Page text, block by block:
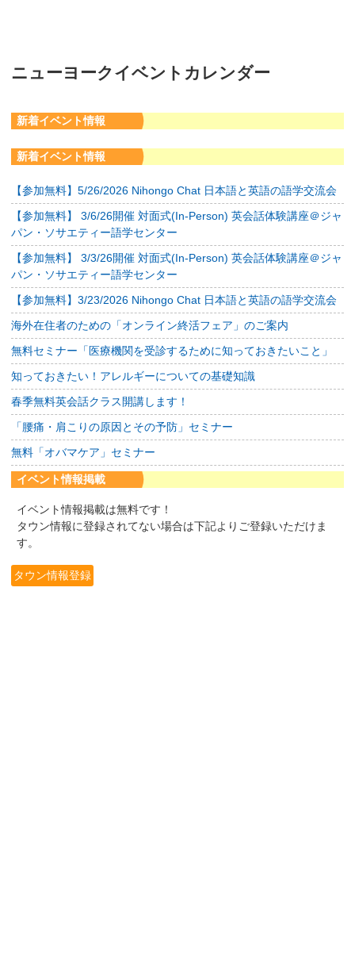
ニューヨークイベントカレンダー
新着イベント情報
新着イベント情報
【参加無料】5/26/2026 Nihongo Chat 日本語と英語の語学交流会
【参加無料】 3/6/26開催 対面式(In-Person) 英会話体験講座＠ジャ
パン・ソサエティー語学センター
【参加無料】 3/3/26開催 対面式(In-Person) 英会話体験講座＠ジャ
パン・ソサエティー語学センター
【参加無料】3/23/2026 Nihongo Chat 日本語と英語の語学交流会
海外在住者のための「オンライン終活フェア」のご案内
無料セミナー「医療機関を受診するために知っておきたいこと」
知っておきたい！アレルギーについての基礎知識
春季無料英会話クラス開講します！
「腰痛・肩こりの原因とその予防」セミナー
無料「オバマケア」セミナー
イベント情報掲載
イベント情報掲載は無料です！
タウン情報に登録されてない場合は下記よりご登録いただけま
す。
タウン情報登録